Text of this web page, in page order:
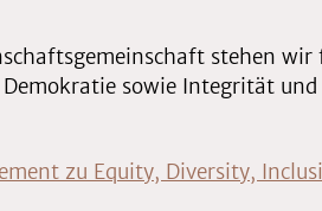
stehen
Demokratie sowie Integrität
zu Equity, Diversity,